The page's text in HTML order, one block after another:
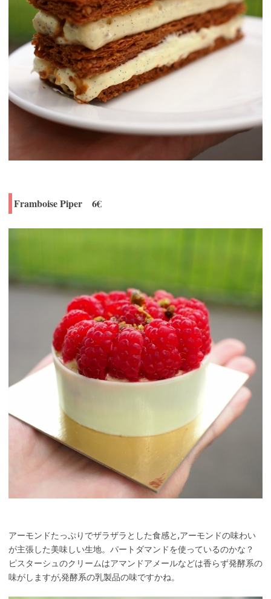
Framboise Piper 6€
アーモンドたっぷりでザラザラとした食感と,アーモンドの味わい
が主張した美味しい生地。パートダマンドを使っているのかな？
ピスターシュのクリームはアマンドアメールなどは香らず発酵系の
味がしますが,発酵系の乳製品の味ですかね。